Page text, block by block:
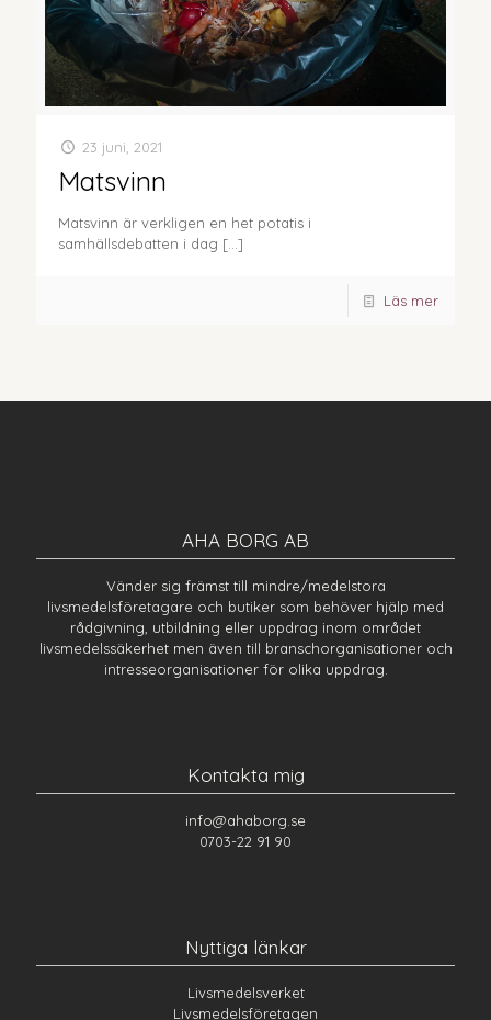
23 juni, 2021
Matsvinn
Matsvinn är verkligen en het potatis i
samhällsdebatten i dag […]
Läs mer
AHA BORG AB
Vänder sig främst till mindre/medelstora
livsmedelsföretagare och butiker som behöver hjälp med
rådgivning, utbildning eller uppdrag inom området
livsmedelssäkerhet men även till branschorganisationer och
intresseorganisationer för olika uppdrag.
Kontakta mig
info@ahaborg.se
0703-22 91 90
Nyttiga länkar
Livsmedelsverket
Livsmedelsföretagen